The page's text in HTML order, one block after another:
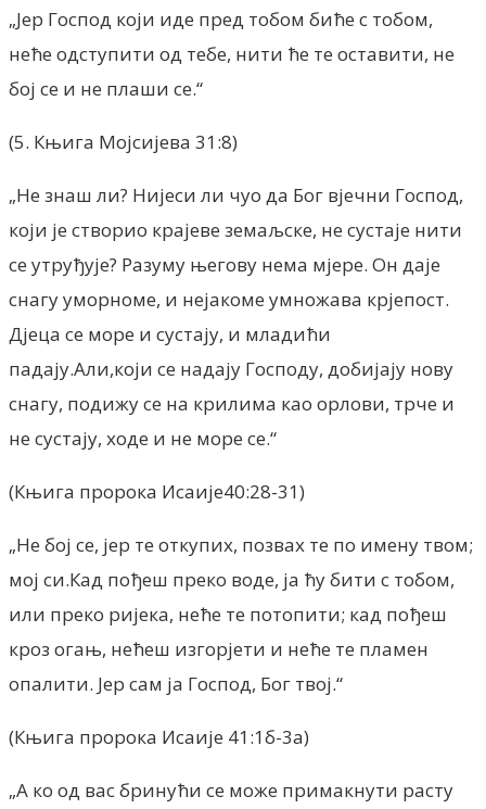
„Јер Господ који иде пред тобом биће с тобом,
неће одступити од тебе, нити ће те оставити, не
бој се и не плаши се.“
(5. Књига Мојсијева 31:8)
„Не знаш ли? Нијеси ли чуо да Бог вјечни Господ,
који је створио крајеве земаљске, не сустаје нити
се утруђује? Разуму његову нема мјере. Он даје
снагу уморноме, и нејакоме умножава крјепост.
Дјеца се море и сустају, и младићи
падају.Али,који се надају Господу, добијају нову
снагу, подижу се на крилима као орлови, трче и
не сустају, ходе и не море се.“
(Књига пророка Исаије40:28-31)
„Не бој се, јер те откупих, позвах те по имену твом;
мој си.Кад пођеш преко воде, ја ћу бити с тобом,
или преко ријека, неће те потопити; кад пођеш
кроз огањ, нећеш изгорјети и неће те пламен
опалити. Јер сам ја Господ, Бог твој.“
(Књига пророка Исаије 41:1б-3а)
„А ко од вас бринући се може примакнути расту